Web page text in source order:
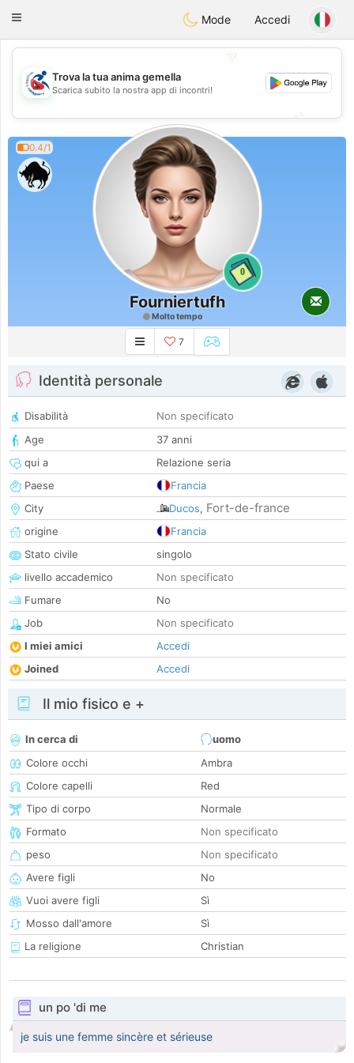
Handi Space
Toggle
Mode Accedi
💖
💕
Trova la tua anima gemella
Scarica subito la nostra app di incontri!
0.4/1
0
Fourniertufh
Molto tempo
7
Identità personale
Disabilità
Non specificato
Age
37 anni
qui a
Relazione seria
Paese
Francia
City
Ducos, Fort-de-france
origine
Francia
Stato civile
singolo
livello accademico
Non specificato
Fumare
No
Job
Non specificato
I miei amici
Accedi
Joined
Accedi
Il mio fisico e +
In cerca di
uomo
Colore occhi
Ambra
Colore capelli
Red
Tipo di corpo
Normale
Formato
Non specificato
peso
Non specificato
Avere figli
No
Vuoi avere figli
Sì
Mosso dall'amore
Sì
La religione
Christian
un po 'di me
je suis une femme sincère et sérieuse